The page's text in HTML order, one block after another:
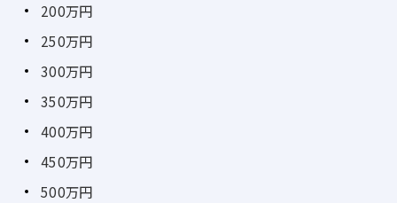
200万円
250万円
300万円
350万円
400万円
450万円
500万円